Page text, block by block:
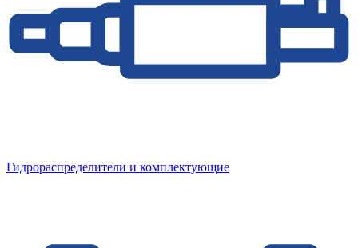
Гидрораспределители и комплектующие